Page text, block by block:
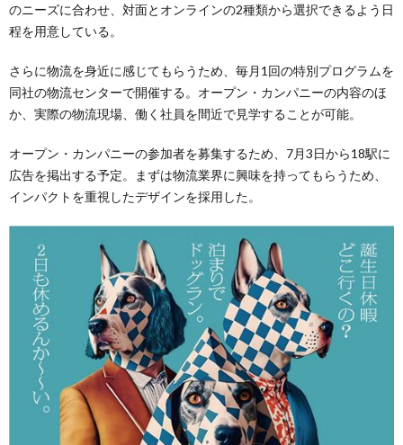
のニーズに合わせ、対面とオンラインの2種類から選択できるよう日
程を用意している。
さらに物流を身近に感じてもらうため、毎月1回の特別プログラムを
同社の物流センターで開催する。オープン・カンパニーの内容のほ
か、実際の物流現場、働く社員を間近で見学することが可能。
オープン・カンパニーの参加者を募集するため、7月3日から18駅に
広告を掲出する予定。まずは物流業界に興味を持ってもらうため、
インパクトを重視したデザインを採用した。